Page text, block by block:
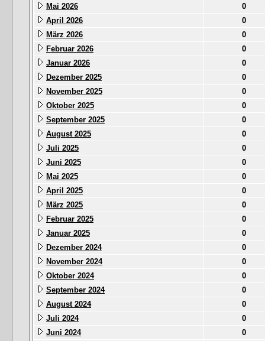
Mai 2026
0
April 2026
0
März 2026
0
Februar 2026
0
Januar 2026
0
Dezember 2025
0
November 2025
0
Oktober 2025
0
September 2025
0
August 2025
0
Juli 2025
0
Juni 2025
0
Mai 2025
0
April 2025
0
März 2025
0
Februar 2025
0
Januar 2025
0
Dezember 2024
0
November 2024
0
Oktober 2024
0
September 2024
0
August 2024
0
Juli 2024
0
Juni 2024
0